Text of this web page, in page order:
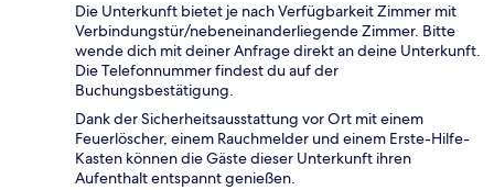
Die Unterkunft bietet je nach Verfügbarkeit Zimmer mit
Verbindungstür/nebeneinanderliegende Zimmer. Bitte
wende dich mit deiner Anfrage direkt an deine Unterkunft.
Die Telefonnummer findest du auf der
Buchungsbestätigung.
Dank der Sicherheitsausstattung vor Ort mit einem
Feuerlöscher, einem Rauchmelder und einem Erste-Hilfe-
Kasten können die Gäste dieser Unterkunft ihren
Aufenthalt entspannt genießen.